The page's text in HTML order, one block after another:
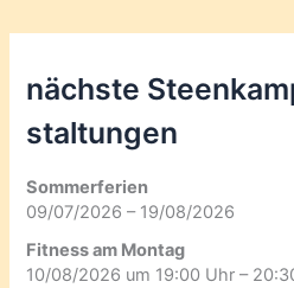
nächste
staltungen
Sommerferien
09/07/2026 – 19/08/2026
Fitness am Montag
10/08/2026 um 19:00 Uhr –